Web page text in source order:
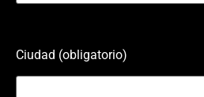
Ciudad (obligatorio)